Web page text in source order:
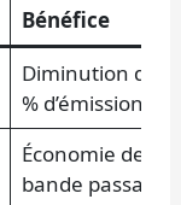
Bénéfice
Diminution de
% d’émissions
Économie de
bande passante